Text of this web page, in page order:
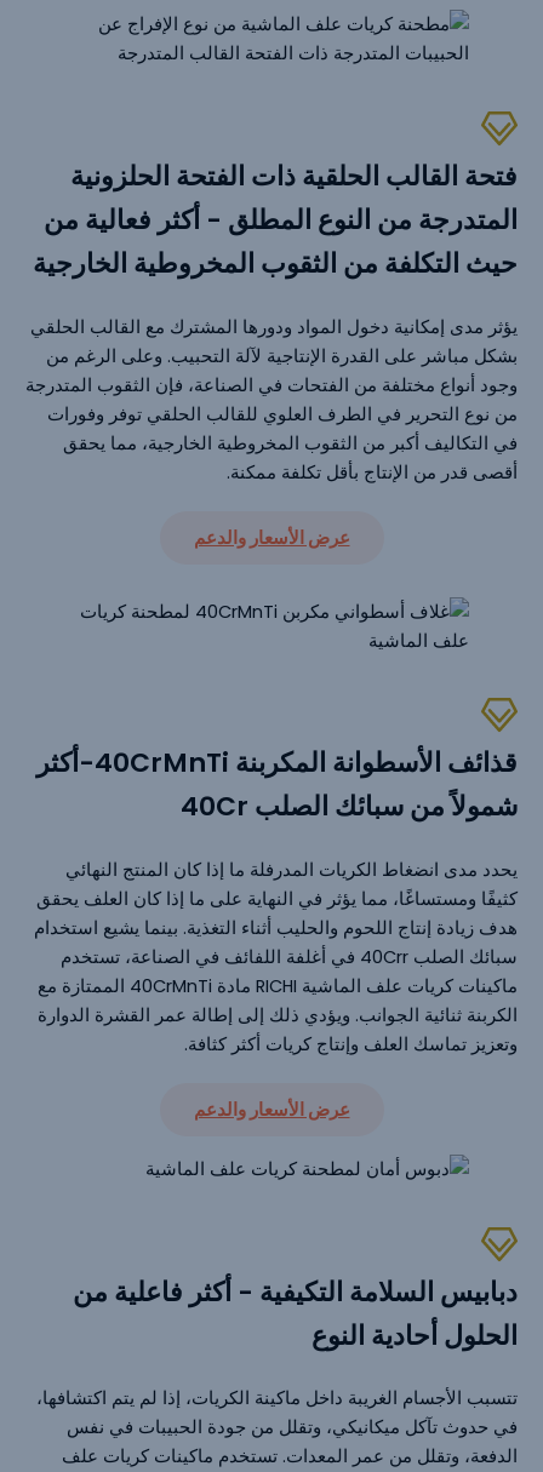
فتحة القالب الحلقية ذات الفتحة الحلزونية
المتدرجة من النوع المطلق - أكثر فعالية من
حيث التكلفة من الثقوب المخروطية الخارجية
يؤثر مدى إمكانية دخول المواد ودورها المشترك مع القالب الحلقي
بشكل مباشر على القدرة الإنتاجية لآلة التحبيب. وعلى الرغم من
وجود أنواع مختلفة من الفتحات في الصناعة، فإن الثقوب المتدرجة
من نوع التحرير في الطرف العلوي للقالب الحلقي توفر وفورات
في التكاليف أكبر من الثقوب المخروطية الخارجية، مما يحقق
أقصى قدر من الإنتاج بأقل تكلفة ممكنة.
عرض الأسعار والدعم
قذائف الأسطوانة المكربنة 40CrMnTi-أكثر
شمولاً من سبائك الصلب 40Cr
يحدد مدى انضغاط الكريات المدرفلة ما إذا كان المنتج النهائي
كثيفًا ومستساغًا، مما يؤثر في النهاية على ما إذا كان العلف يحقق
هدف زيادة إنتاج اللحوم والحليب أثناء التغذية. بينما يشيع استخدام
سبائك الصلب 40Crr في أغلفة اللفائف في الصناعة، تستخدم
ماكينات كريات علف الماشية RICHI مادة 40CrMnTi الممتازة مع
الكربنة ثنائية الجوانب. ويؤدي ذلك إلى إطالة عمر القشرة الدوارة
وتعزيز تماسك العلف وإنتاج كريات أكثر كثافة.
عرض الأسعار والدعم
دبابيس السلامة التكيفية - أكثر فاعلية من
الحلول أحادية النوع
تتسبب الأجسام الغريبة داخل ماكينة الكريات، إذا لم يتم اكتشافها،
في حدوث تآكل ميكانيكي، وتقلل من جودة الحبيبات في نفس
الدفعة، وتقلل من عمر المعدات. تستخدم ماكينات كريات علف